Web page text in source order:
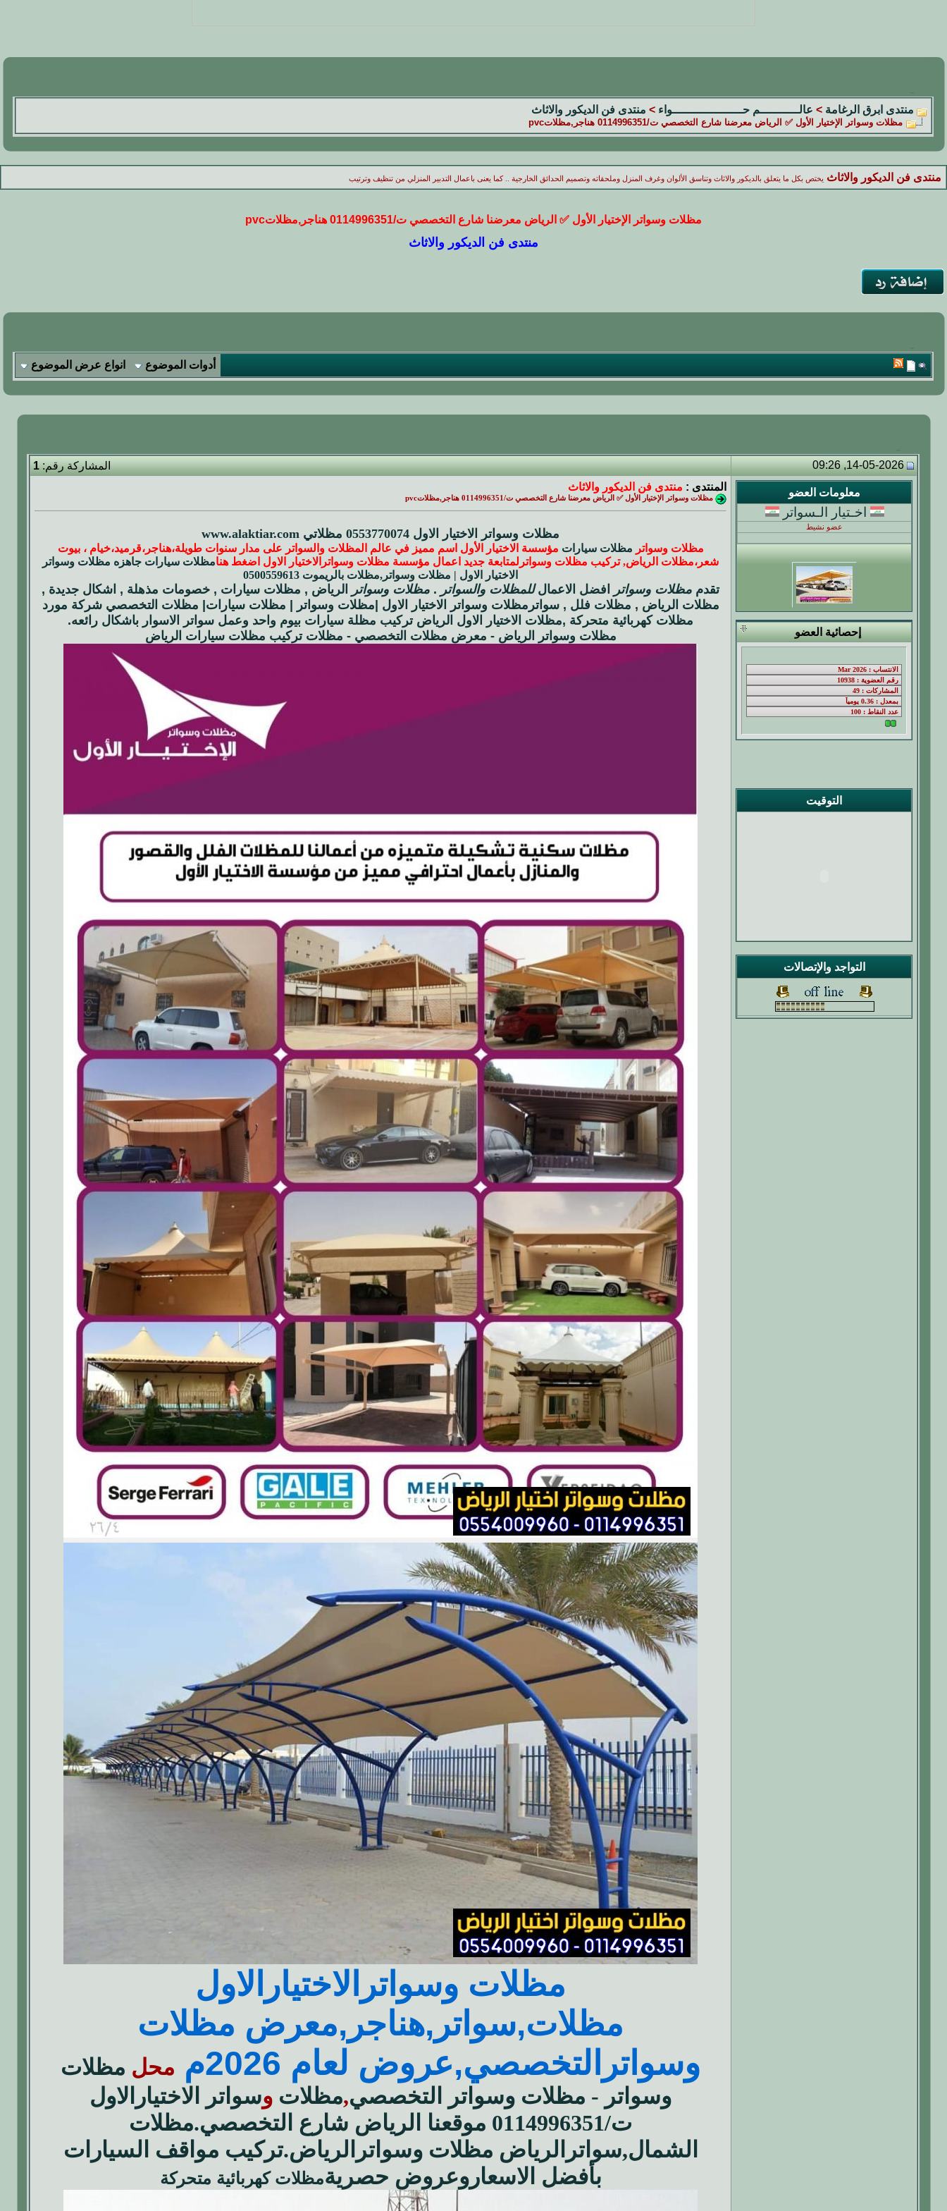
منتدى ابرق الرغامة > عالـــــــــــم حــــــــــــــــــــواء > منتدى فن الديكور والاثاث
مظلات وسواتر الإختيار الأول ✅ الرياض معرضنا شارع التخصصي ت/0114996351 هناجر,مظلاتpvc
منتدى فن الديكور والاثاث يختص بكل ما يتعلق بالديكور والاثاث وتناسق الألوان وغرف المنزل وملحقاته وتصميم الحدائق الخارجية .. كما يعنى باعمال التدبير المنزلي من تنظيف وترتيب
مظلات وسواتر الإختيار الأول ✅ الرياض معرضنا شارع التخصصي ت/0114996351 هناجر,مظلاتpvc
منتدى فن الديكور والاثاث
أدوات الموضوع انواع عرض الموضوع
14-05-2026, 09:26 المشاركة رقم:1
معلومات العضو
اخـتيار الـسواتر
عضو نشيط
إحصائية العضو
التوقيت
التواجد والإتصالات
المنتدى : منتدى فن الديكور والاثاث
مظلات وسواتر الإختيار الأول ✅ الرياض معرضنا شارع التخصصي ت/0114996351 هناجر,مظلاتpvc
مظلات وسواتر الاختيار الاول 0553770074 مظلاتي www.alaktiar.com
مظلات وسواتر مظلات سيارات مؤسسة الاختيار الأول اسم مميز في عالم المظلات والسواتر على مدار سنوات طويلة،هناجر،قرميد،خيام ، بيوت
شعر،مظلات الرياض, تركيب مظلات وسواتر لمتابعة جديد اعمال مؤسسة مظلات وسواترالاختيار الاول اضغط هنامظلات سيارات جاهزه مظلات وسواتر
الاختيار الاول | مظلات وسواتر,مظلات بالريموت 0500559613
تقدم مظلات وسواتر افضل الاعمالللمظلات والسواتر . مظلات وسواتر
الرياض , مظلات سيارات , خصومات مذهلة , اشكال جديدة ,
مظلات الرياض , مظلات فلل , سواتر مظلات وسواتر الاختيار الاول |مظلات وسواتر | مظلات سيارات| مظلات التخصصيشركة مورد
مظلات كهربائية متحركة ,مظلات الاختيار الاول الرياض تركيب مظلة سيارات بيوم واحد وعمل سواتر الاسوار باشكال رائعه.
مظلات وسواتر الرياض - معرض مظلات التخصصي - مظلات تركيب مظلات سيارات الرياض
مظلات وسواترالاختيارالاول
مظلات,سواتر,هناجر,معرض مظلات
وسواترالتخصصي,عروض لعام 2026م محل مظلات
وسواتر - مظلات وسواتر التخصصي,مظلات وسواتر الاختيارالاول
ت/0114996351 موقعنا الرياض شارع التخصصي.مظلات
الشمال,سواترالرياض مظلات وسواترالرياض.تركيب مواقف السيارات
بأفضل الاسعاروعروض حصريةمظلات كهربائية متحركة